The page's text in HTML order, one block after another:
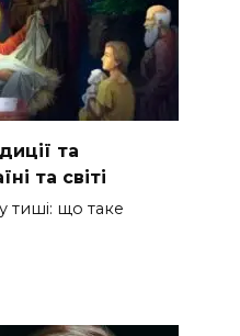
та
та світі
тиші: що таке